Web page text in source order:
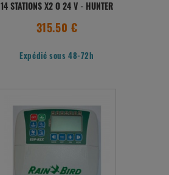
14 STATIONS X2 O 24 V - HUNTER
315.50 €
Expédié sous 48-72h